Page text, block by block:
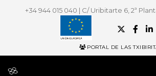
+34 944 015 040 | C/ Uribitarte 6, 2ª
PORTAL DE LAS